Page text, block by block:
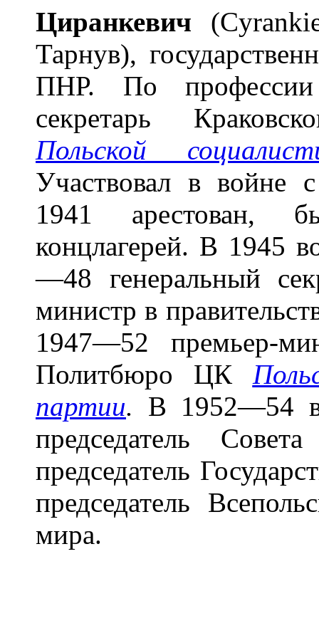
Циранкевич
Тарнув),
ПНР. По
секретарь
Польской
Участвовал в войне
1941 арестован,
концлагерей. В 1945
—48 генеральный
министр в
1947—52 премьер-
Политбюро ЦК
партии. В 1952—54
председатель
председатель
председатель
мира.